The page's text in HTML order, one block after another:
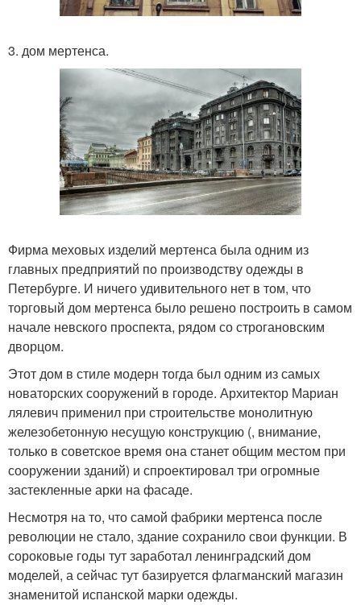
3. дом мертенса.
Фирма меховых изделий мертенса была одним из
главных предприятий по производству одежды в
Петербурге. И ничего удивительного нет в том, что
торговый дом мертенса было решено построить в самом
начале невского проспекта, рядом со строгановским
дворцом.
Этот дом в стиле модерн тогда был одним из самых
новаторских сооружений в городе. Архитектор Мариан
лялевич применил при строительстве монолитную
железобетонную несущую конструкцию (, внимание,
только в советское время она станет общим местом при
сооружении зданий) и спроектировал три огромные
застекленные арки на фасаде.
Несмотря на то, что самой фабрики мертенса после
революции не стало, здание сохранило свои функции. В
сороковые годы тут заработал ленинградский дом
моделей, а сейчас тут базируется флагманский магазин
знаменитой испанской марки одежды.